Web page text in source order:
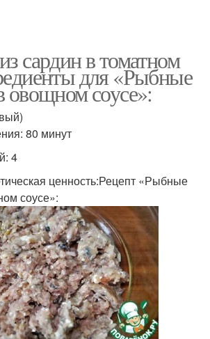
сардин в томатном
для «Рыбные
овощном соусе»:
80 минут
4
ценность:Рецепт «Рыбные
соусе»: